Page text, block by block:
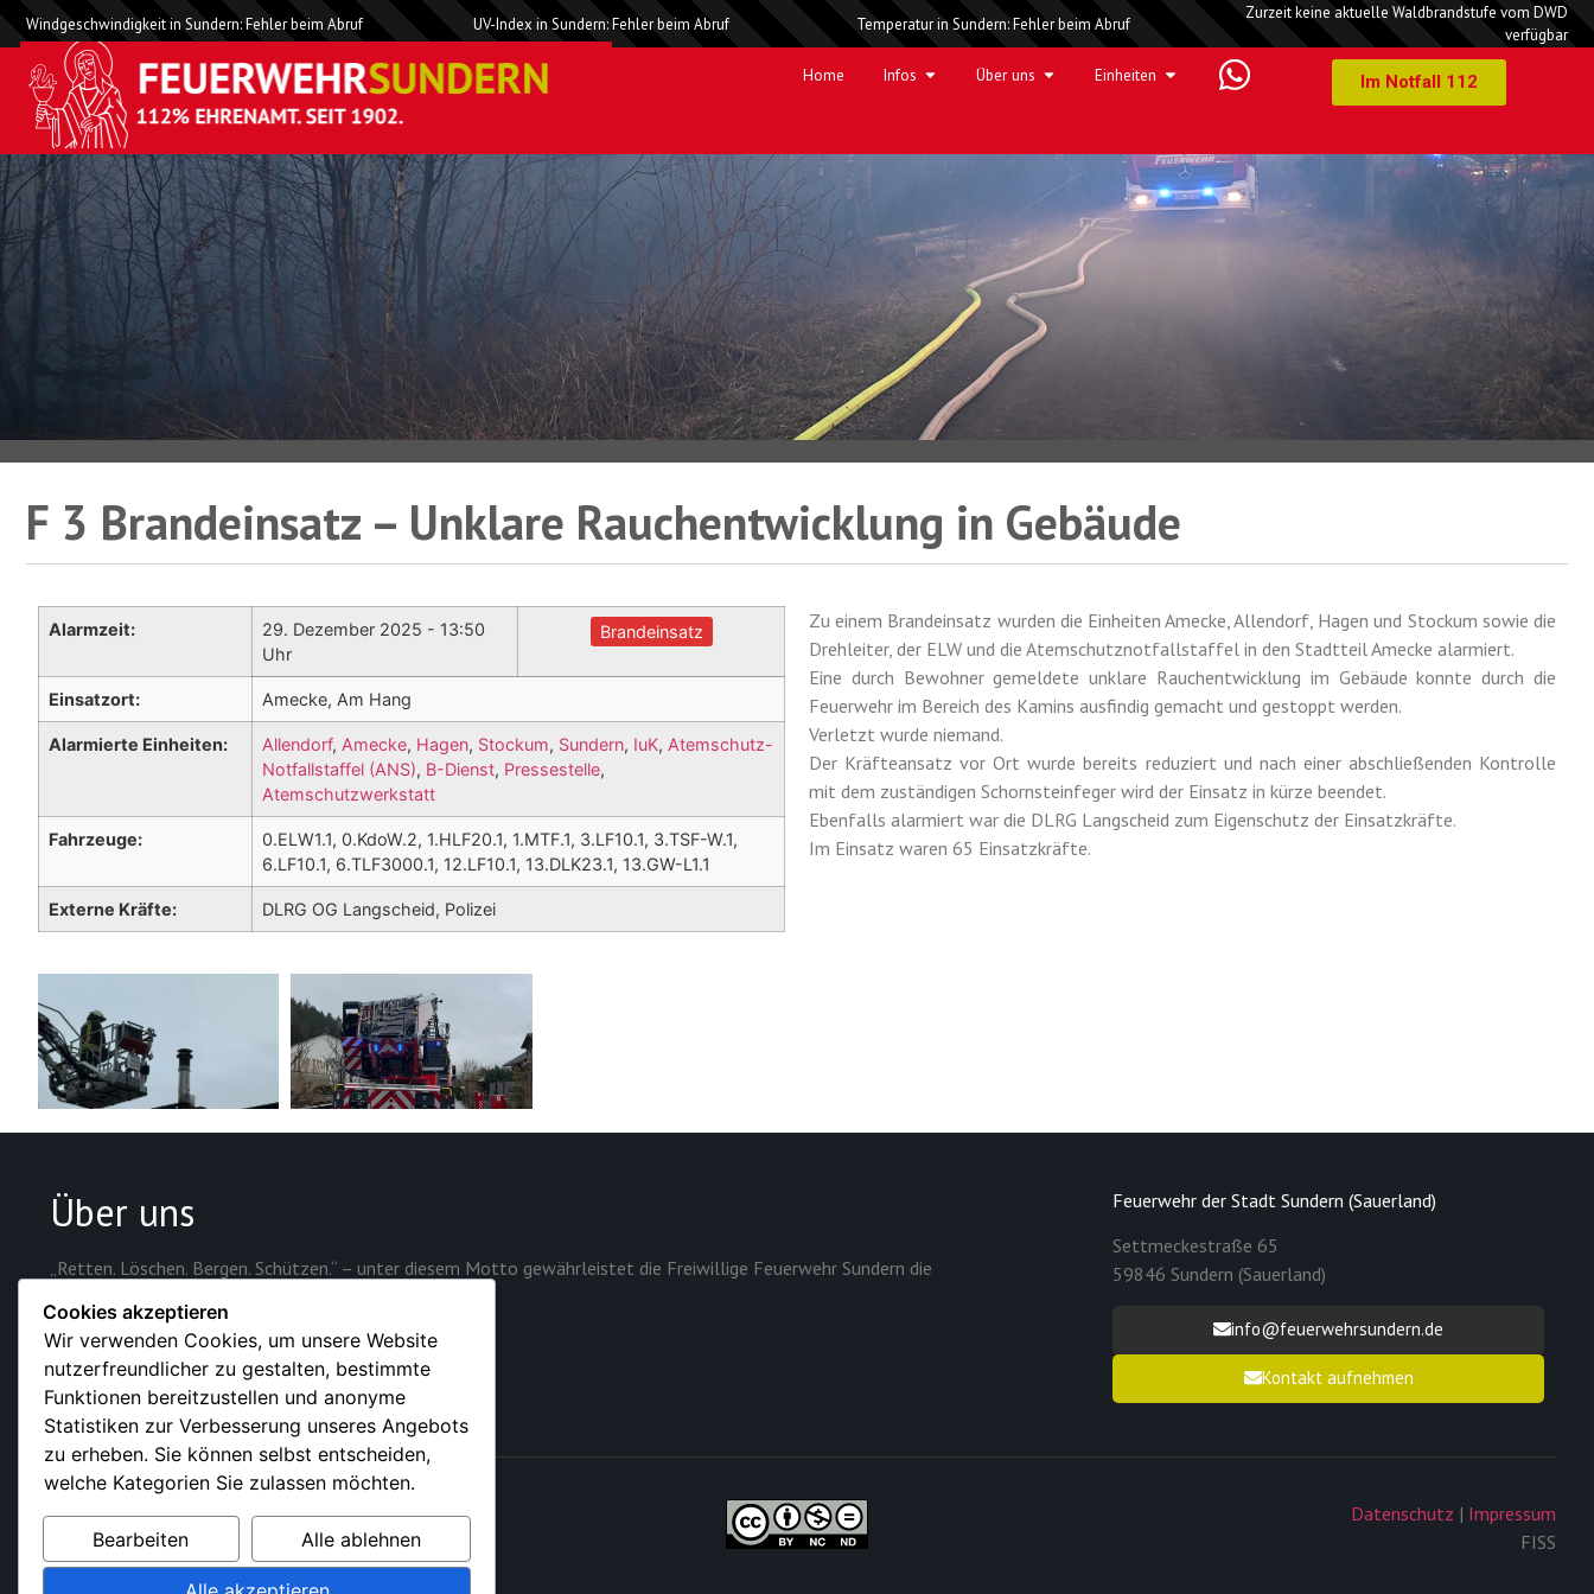
Windgeschwindigkeit in Sundern: Fehler beim Abruf UV-Index in Sundern: Fehler beim Abruf Temperatur in Sundern: Fehler beim Abruf
Zurzeit keine aktuelle Waldbrandstufe vom DWD
verfügbar
Home Infos Über uns Einheiten Im Notfall 112
F 3 Brandeinsatz – Unklare Rauchentwicklung in Gebäude
Alarmzeit:
29. Dezember 2025 - 13:50
Uhr
Brandeinsatz
Einsatzort: Amecke, Am Hang
Alarmierte Einheiten: Allendorf, Amecke, Hagen, Stockum, Sundern, IuK, Atemschutz-
Notfallstaffel (ANS), B-Dienst, Pressestelle,
Atemschutzwerkstatt
Fahrzeuge:
0.ELW1.1, 0.KdoW.2, 1.HLF20.1, 1.MTF.1, 3.LF10.1, 3.TSF-W.1,
6.LF10.1, 6.TLF3000.1, 12.LF10.1, 13.DLK23.1, 13.GW-L1.1
Externe Kräfte: DLRG OG Langscheid, Polizei
Zu einem Brandeinsatz wurden die Einheiten Amecke, Allendorf, Hagen und Stockum sowie die
Drehleiter, der ELW und die Atemschutznotfallstaffel in den Stadtteil Amecke alarmiert.
Eine durch Bewohner gemeldete unklare Rauchentwicklung im Gebäude konnte durch die
Feuerwehr im Bereich des Kamins ausfindig gemacht und gestoppt werden.
Verletzt wurde niemand.
Der Kräfteansatz vor Ort wurde bereits reduziert und nach einer abschließenden Kontrolle
mit dem zuständigen Schornsteinfeger wird der Einsatz in kürze beendet.
Ebenfalls alarmiert war die DLRG Langscheid zum Eigenschutz der Einsatzkräfte.
Im Einsatz waren 65 Einsatzkräfte.
Über uns
„Retten. Löschen. Bergen. Schützen.“ – unter diesem Motto gewährleistet die Freiwillige Feuerwehr Sundern die
Feuerwehr der Stadt Sundern (Sauerland)
Settmeckestraße 65
59846 Sundern (Sauerland)
info@feuerwehrsundern.de
Kontakt aufnehmen
© 2026 – Feuerwehr der Stadt Sundern (Sauerland) Datenschutz | Impressum
FISS
Cookies akzeptieren
Wir verwenden Cookies, um unsere Website
nutzerfreundlicher zu gestalten, bestimmte
Funktionen bereitzustellen und anonyme
Statistiken zur Verbesserung unseres Angebots
zu erheben. Sie können selbst entscheiden,
welche Kategorien Sie zulassen möchten.
Bearbeiten Alle ablehnen